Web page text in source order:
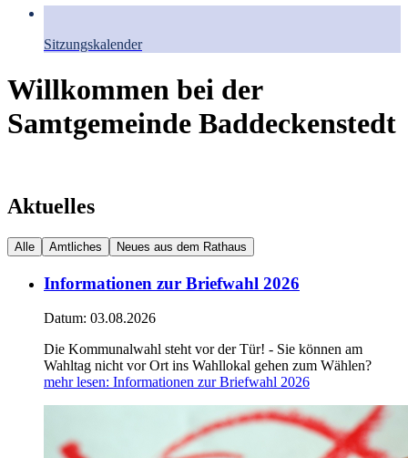
Sitzungskalender
Willkommen bei der
Samtgemeinde Baddeckenstedt
Aktuelles
Alle Amtliches Neues aus dem Rathaus
Informationen zur Briefwahl 2026
Datum: 03.08.2026
Die Kommunalwahl steht vor der Tür! - Sie können am
Wahltag nicht vor Ort ins Wahllokal gehen zum Wählen?
mehr lesen: Informationen zur Briefwahl 2026